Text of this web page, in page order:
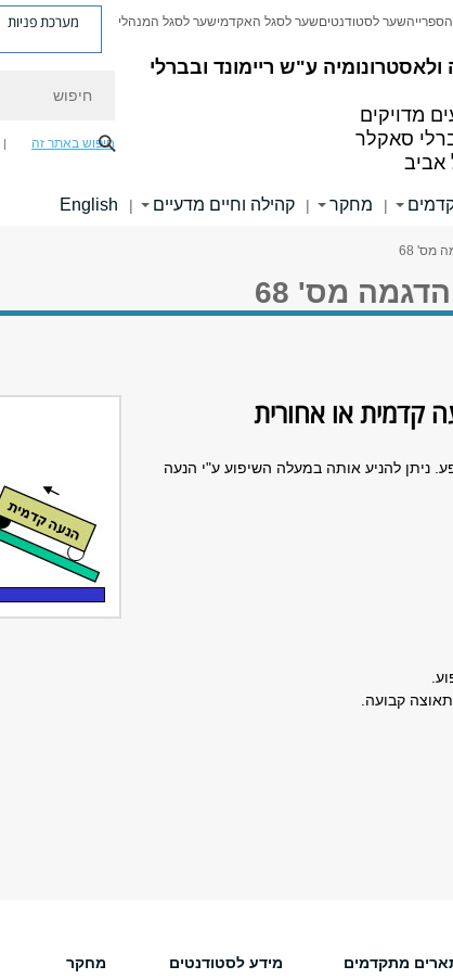
ולאסטרונומיה ע"ש ריימונד ובברלי
מדויקים
סאקלר
אביב
שער לסטודנטיםשער לסגל האקדמישער לסגל המנהלי מערכת פניות
חיפוש באתר זה
| מחקר | קהילה וחיים מדעיים |
English
מס' 68
מס' 68
קדמית או אחורית
ניתן להניע אותה במעלה השיפוע ע"י הנעה
קבועה.
מתקדמים
מידע לסטודנטים
מחקר